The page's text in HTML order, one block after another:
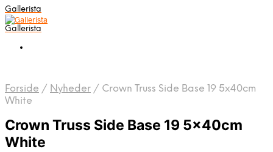
Gallerista
Gallerista
Forside / Nyheder / Crown Truss Side Base 19 5x40cm
White
Crown Truss Side Base 19 5x40cm
White